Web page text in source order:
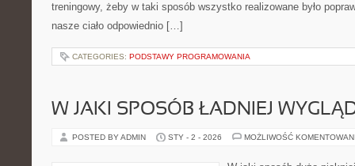
treningowy, żeby w taki sposób wszystko realizowane było
nasze ciało odpowiednio […]
CATEGORIES: PODSTAWY PROGRAMOWANIA
W JAKI SPOSÓB ŁADNIEJ
POSTED BY ADMIN STY - 2 - 2026 MOŻLIWOŚĆ